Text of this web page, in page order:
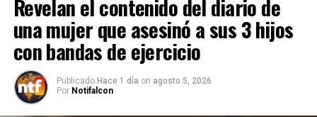
Revelan el contenido del diario de
una mujer que asesinó a sus 3 hijos
con bandas de ejercicio
Publicado Hace 1 día on agosto 5, 2026
Por Notifalcon